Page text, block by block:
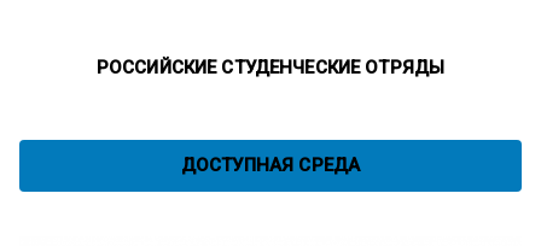
РОССИЙСКИЕ СТУДЕНЧЕСКИЕ ОТРЯДЫ
ДОСТУПНАЯ СРЕДА